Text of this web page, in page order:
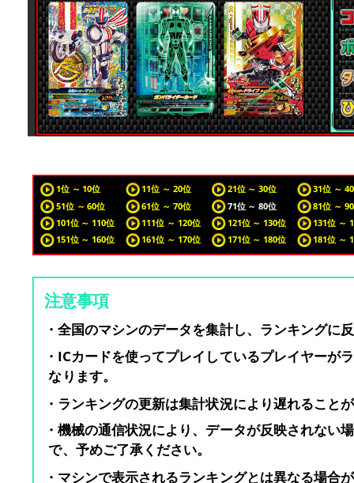
1位 ～ 10位 11位 ～ 20位 21位 ～ 30位
31位 ～
51位 ～ 60位
61位 ～ 70位 71位 ～ 80位 81位 ～
101位 ～ 110位 111位 ～ 120位 121位 ～ 130位 131位 ～
151位 ～ 160位 161位 ～ 170位 171位 ～ 180位 181位 ～
注意事項
・全国のマシンのデータを集計し、ランキングに
・ICカードを使ってプレイしているプレイヤーが
なります。
・ランキングの更新は集計状況により遅れること
・機械の通信状況により、データが反映されない
で、予めご了承ください。
・マシンで表示されるランキングとは異なる場合